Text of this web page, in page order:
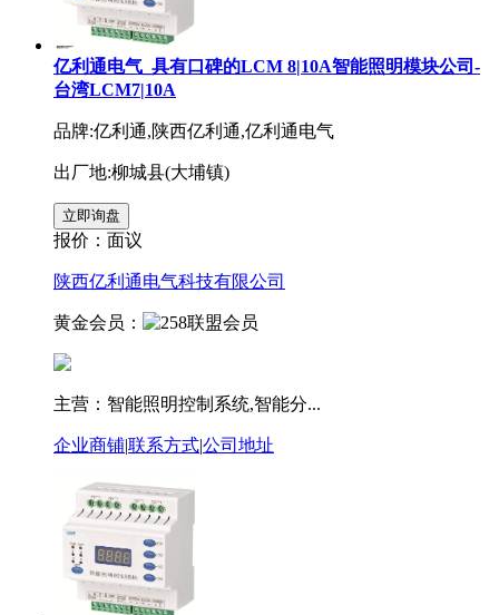
亿利通电气_具有口碑的LCM 8|10A智能照明模块公司-
台湾LCM7|10A
品牌:亿利通,陕西亿利通,亿利通电气
出厂地:柳城县(大埔镇)
报价： 面议
陕西亿利通电气科技有限公司
黄金会员：
主营：智能照明控制系统,智能分...
企业商铺|联系方式|公司地址